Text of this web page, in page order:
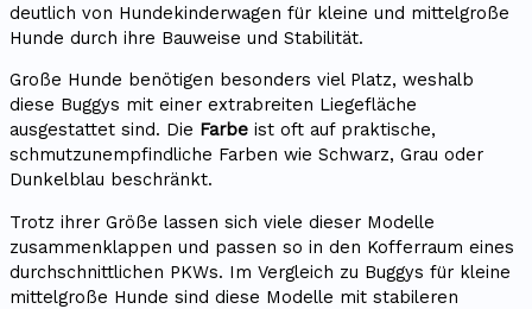
deutlich von Hundekinderwagen für kleine und mittelgroße
Hunde durch ihre Bauweise und Stabilität.
Große Hunde benötigen besonders viel Platz, weshalb
diese Buggys mit einer extrabreiten Liegefläche
ausgestattet sind. Die Farbe ist oft auf praktische,
schmutzunempfindliche Farben wie Schwarz, Grau oder
Dunkelblau beschränkt.
Trotz ihrer Größe lassen sich viele dieser Modelle
zusammenklappen und passen so in den Kofferraum eines
durchschnittlichen PKWs. Im Vergleich zu Buggys für kleine
mittelgroße Hunde sind diese Modelle mit stabileren